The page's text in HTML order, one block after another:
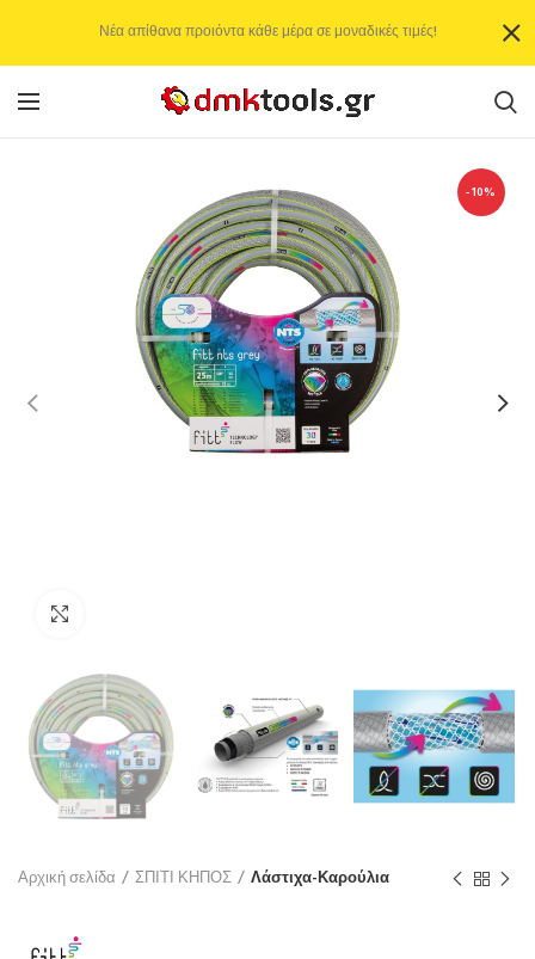
-10%
Αρχική σελίδα ΣΠΙΤΙ ΚΗΠΟΣ Λάστιχα-Καρούλια
Νέα απίθανα προιόντα κάθε μέρα σε μοναδικές τιμές!